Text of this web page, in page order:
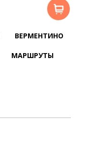
ВЕРМЕНТИНО
МАРШРУТЫ